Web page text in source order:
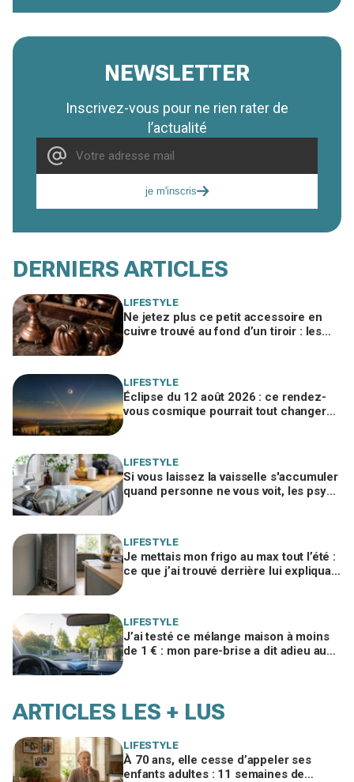
NEWSLETTER
Inscrivez-vous pour ne rien rater de
l’actualité
je m'inscris
DERNIERS ARTICLES
LIFESTYLE
Ne jetez plus ce petit accessoire en
cuivre trouvé au fond d’un tiroir : les
LIFESTYLE
Éclipse du 12 août 2026 : ce rendez-
vous cosmique pourrait tout changer
LIFESTYLE
Si vous laissez la vaisselle s'accumuler
quand personne ne vous voit, les psys
LIFESTYLE
Je mettais mon frigo au max tout l’été :
ce que j’ai trouvé derrière lui expliquait
LIFESTYLE
J’ai testé ce mélange maison à moins
de 1 € : mon pare-brise a dit adieu aux
ARTICLES LES + LUS
LIFESTYLE
À 70 ans, elle cesse d’appeler ses
enfants adultes : 11 semaines de